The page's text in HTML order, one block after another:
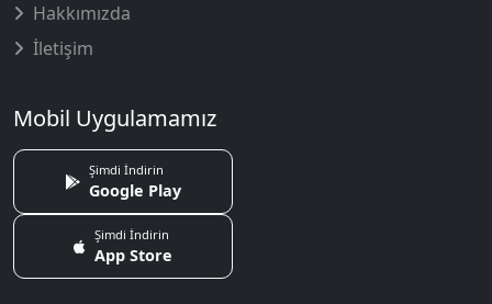
Hakkımızda
İletişim
Mobil Uygulamamız
Şimdi İndirin
Google Play
Şimdi İndirin
App Store